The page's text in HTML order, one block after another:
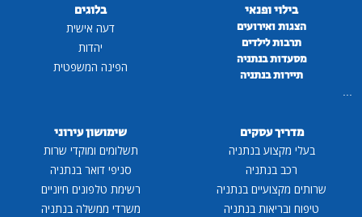
בילוי ופנאי
הצגות ואירועים
תרבות לילדים
מסעדות בנתניה
תיירות בנתניה
בלוגים
דעה אישית
יהדות
הפינה המשפטית
מדריך עסקים
בעלי מקצוע בנתניה
רכב בנתניה
שרותים מקצועיים בנתניה
טיפוח ובריאות בנתניה
שימושון עירוני
תשלומים ומוקדי שרות
סניפי דואר בנתניה
רשימת טלפונים חיוניים
משרדי ממשלה בנתניה